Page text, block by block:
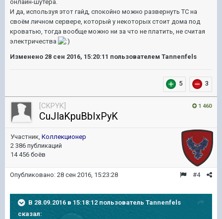
онлайн-шутера.
И да, используя этот гайд, спокойно можно развернуть ТС на
своём личном сервере, который у некоторых стоит дома под
кроватью, тогда вообще можно ни за что не платить, не считая
электричества
Изменено 28 сен 2016, 15:20:11 пользователем Tannenfels
5 3
1 460
[CKPYK]
CuJlaKpuBbIxPyK
Участник, Коллекционер
2 386 публикаций
14 456 боёв
#4
Опубликовано: 28 сен 2016, 15:23:28
В 28.09.2016 в 15:18:12 пользователь Tannenfels
сказал: